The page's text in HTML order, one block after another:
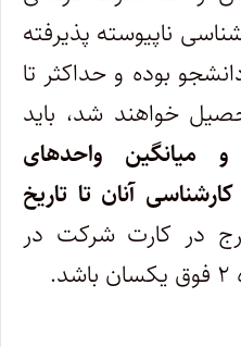
ناپیوسته پذیرفته‌
بوده و حداکثر تا
میانگین‌ واحدهای‌
آنان تا تاریخ
در کارت شرکت در